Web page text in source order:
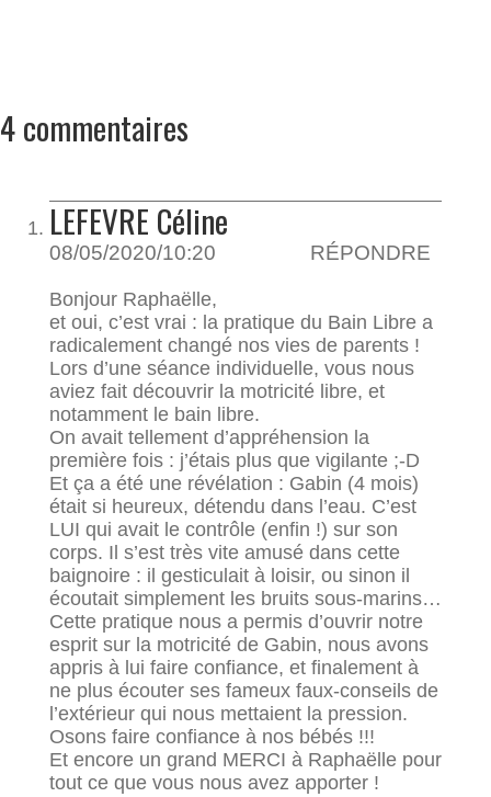
4 commentaires
LEFEVRE Céline
08/05/2020/10:20 RÉPONDRE
Bonjour Raphaëlle,
et oui, c’est vrai : la pratique du Bain Libre a
radicalement changé nos vies de parents !
Lors d’une séance individuelle, vous nous
aviez fait découvrir la motricité libre, et
notamment le bain libre.
On avait tellement d’appréhension la
première fois : j’étais plus que vigilante ;-D
Et ça a été une révélation : Gabin (4 mois)
était si heureux, détendu dans l’eau. C’est
LUI qui avait le contrôle (enfin !) sur son
corps. Il s’est très vite amusé dans cette
baignoire : il gesticulait à loisir, ou sinon il
écoutait simplement les bruits sous-marins…
Cette pratique nous a permis d’ouvrir notre
esprit sur la motricité de Gabin, nous avons
appris à lui faire confiance, et finalement à
ne plus écouter ses fameux faux-conseils de
l’extérieur qui nous mettaient la pression.
Osons faire confiance à nos bébés !!!
Et encore un grand MERCI à Raphaëlle pour
tout ce que vous nous avez apporter !